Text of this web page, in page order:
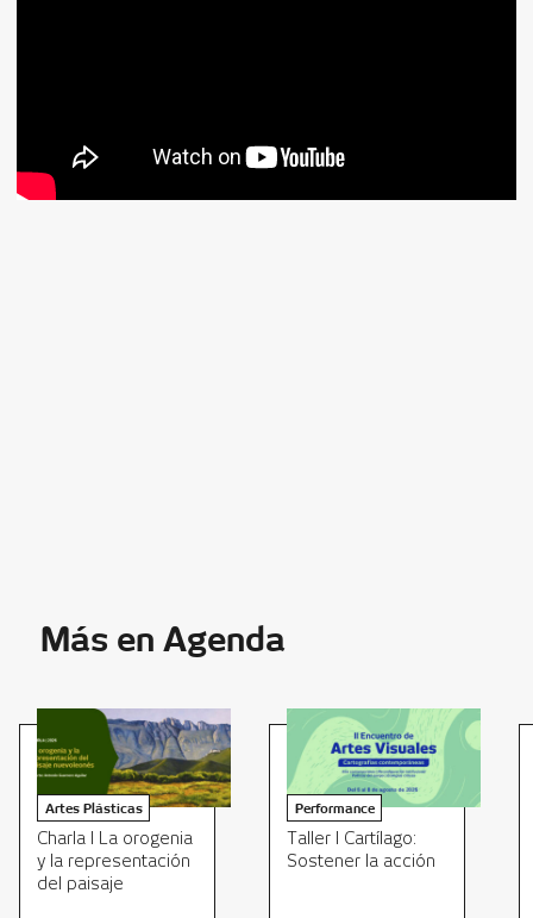
Más en Agenda
Artes Plásticas
Charla I La orogenia
y la representación
del paisaje
Performance
Taller I Cartílago:
Sostener la acción